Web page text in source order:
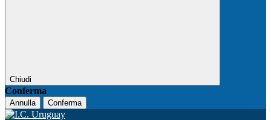
Chiudi
Conferma
Annulla Conferma